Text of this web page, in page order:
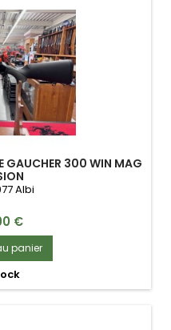
GAUCHER 300 WIN MAG
Albi
€
panier